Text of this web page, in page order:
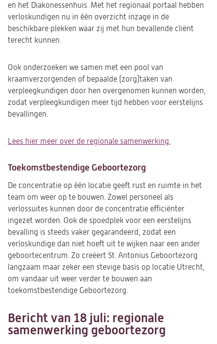
en het Diakonessenhuis. Met het regionaal portaal hebben
verloskundigen nu in één overzicht inzage in de
beschikbare plekken waar zij met hun bevallende cliënt
terecht kunnen.
Ook onderzoeken we samen met een pool van
kraamverzorgenden of bepaalde (zorg)taken van
verpleegkundigen door hen overgenomen kunnen worden,
zodat verpleegkundigen meer tijd hebben voor eerstelijns
bevallingen.
Lees hier meer over de regionale samenwerking.
Toekomstbestendige Geboortezorg
De concentratie op één locatie geeft rust en ruimte in het
team om weer op te bouwen. Zowel personeel als
verlossuites kunnen door de concentratie efficiënter
ingezet worden. Ook de spoedplek voor een eerstelijns
bevalling is steeds vaker gegarandeerd, zodat een
verloskundige dan niet hoeft uit te wijken naar een ander
geboortecentrum. Zo creëert St. Antonius Geboortezorg
langzaam maar zeker een stevige basis op locatie Utrecht,
om vandaar uit weer verder te bouwen aan
toekomstbestendige Geboortezorg.
Bericht van 18 juli: regionale
samenwerking geboortezorg